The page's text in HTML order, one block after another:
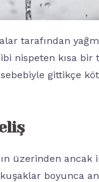
tarafından
nispeten kısa
gittikçe
üzerinden
boyunca